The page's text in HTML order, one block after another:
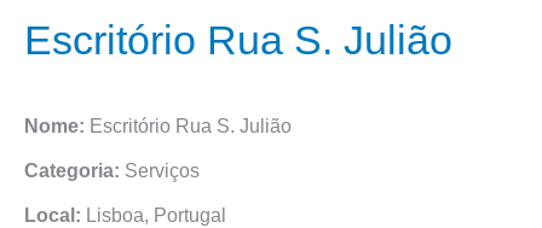
Escritório Rua S. Julião
Nome: Escritório Rua S. Julião
Categoria: Serviços
Local: Lisboa, Portugal